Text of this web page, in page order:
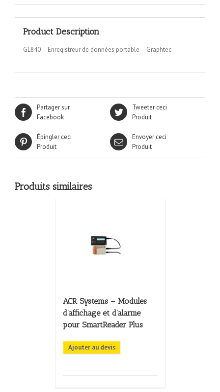
Product Description
GL840 – Enregistreur de données portable – Graphtec
Partager sur
Facebook
Tweeter ceci
Produit
Épingler ceci
Produit
Envoyer ceci
Produit
Produits similaires
ACR Systems – Modules
d’affichage et d’alarme
pour SmartReader Plus
Ajouter au devis